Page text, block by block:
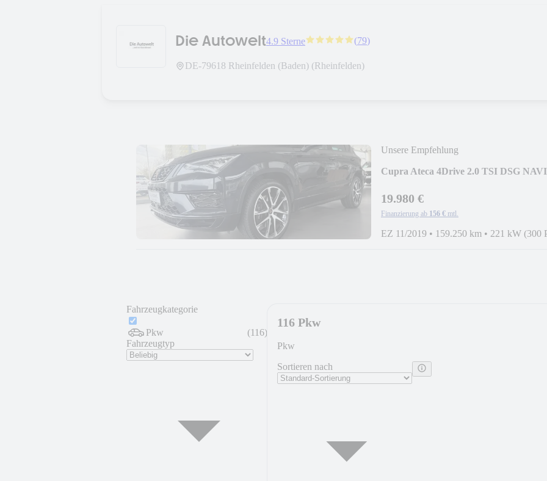
Die Autowelt4.9 Sterne (79)
DE-79618 Rheinfelden (Baden) (Rheinfelden)
Unsere Empfehlung
Cupra Ateca 4Drive 2.0 TSI DSG
19.980 €
Finanzierung ab 156 € mtl.
EZ 11/2019 • 159.250 km • 221 kW (300
Fahrzeugkategorie
Pkw (116)
Fahrzeugtyp
116 Pkw
Pkw
Sortieren nach